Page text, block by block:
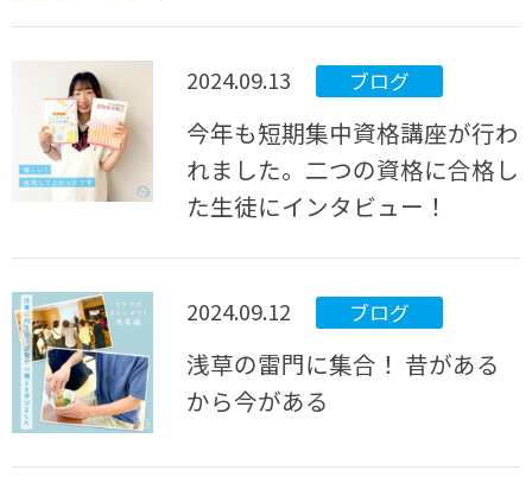
2024.09.13 ブログ
今年も短期集中資格講座が行わ
れました。二つの資格に合格し
た生徒にインタビュー！
2024.09.12 ブログ
浅草の雷門に集合！ 昔がある
から今がある